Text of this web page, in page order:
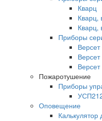
Кварц
Кварц,
Кварц,
Приборы
Версет
Версет
Версет
Пожаротушение
Приборы
Оповещение
Калькулятор